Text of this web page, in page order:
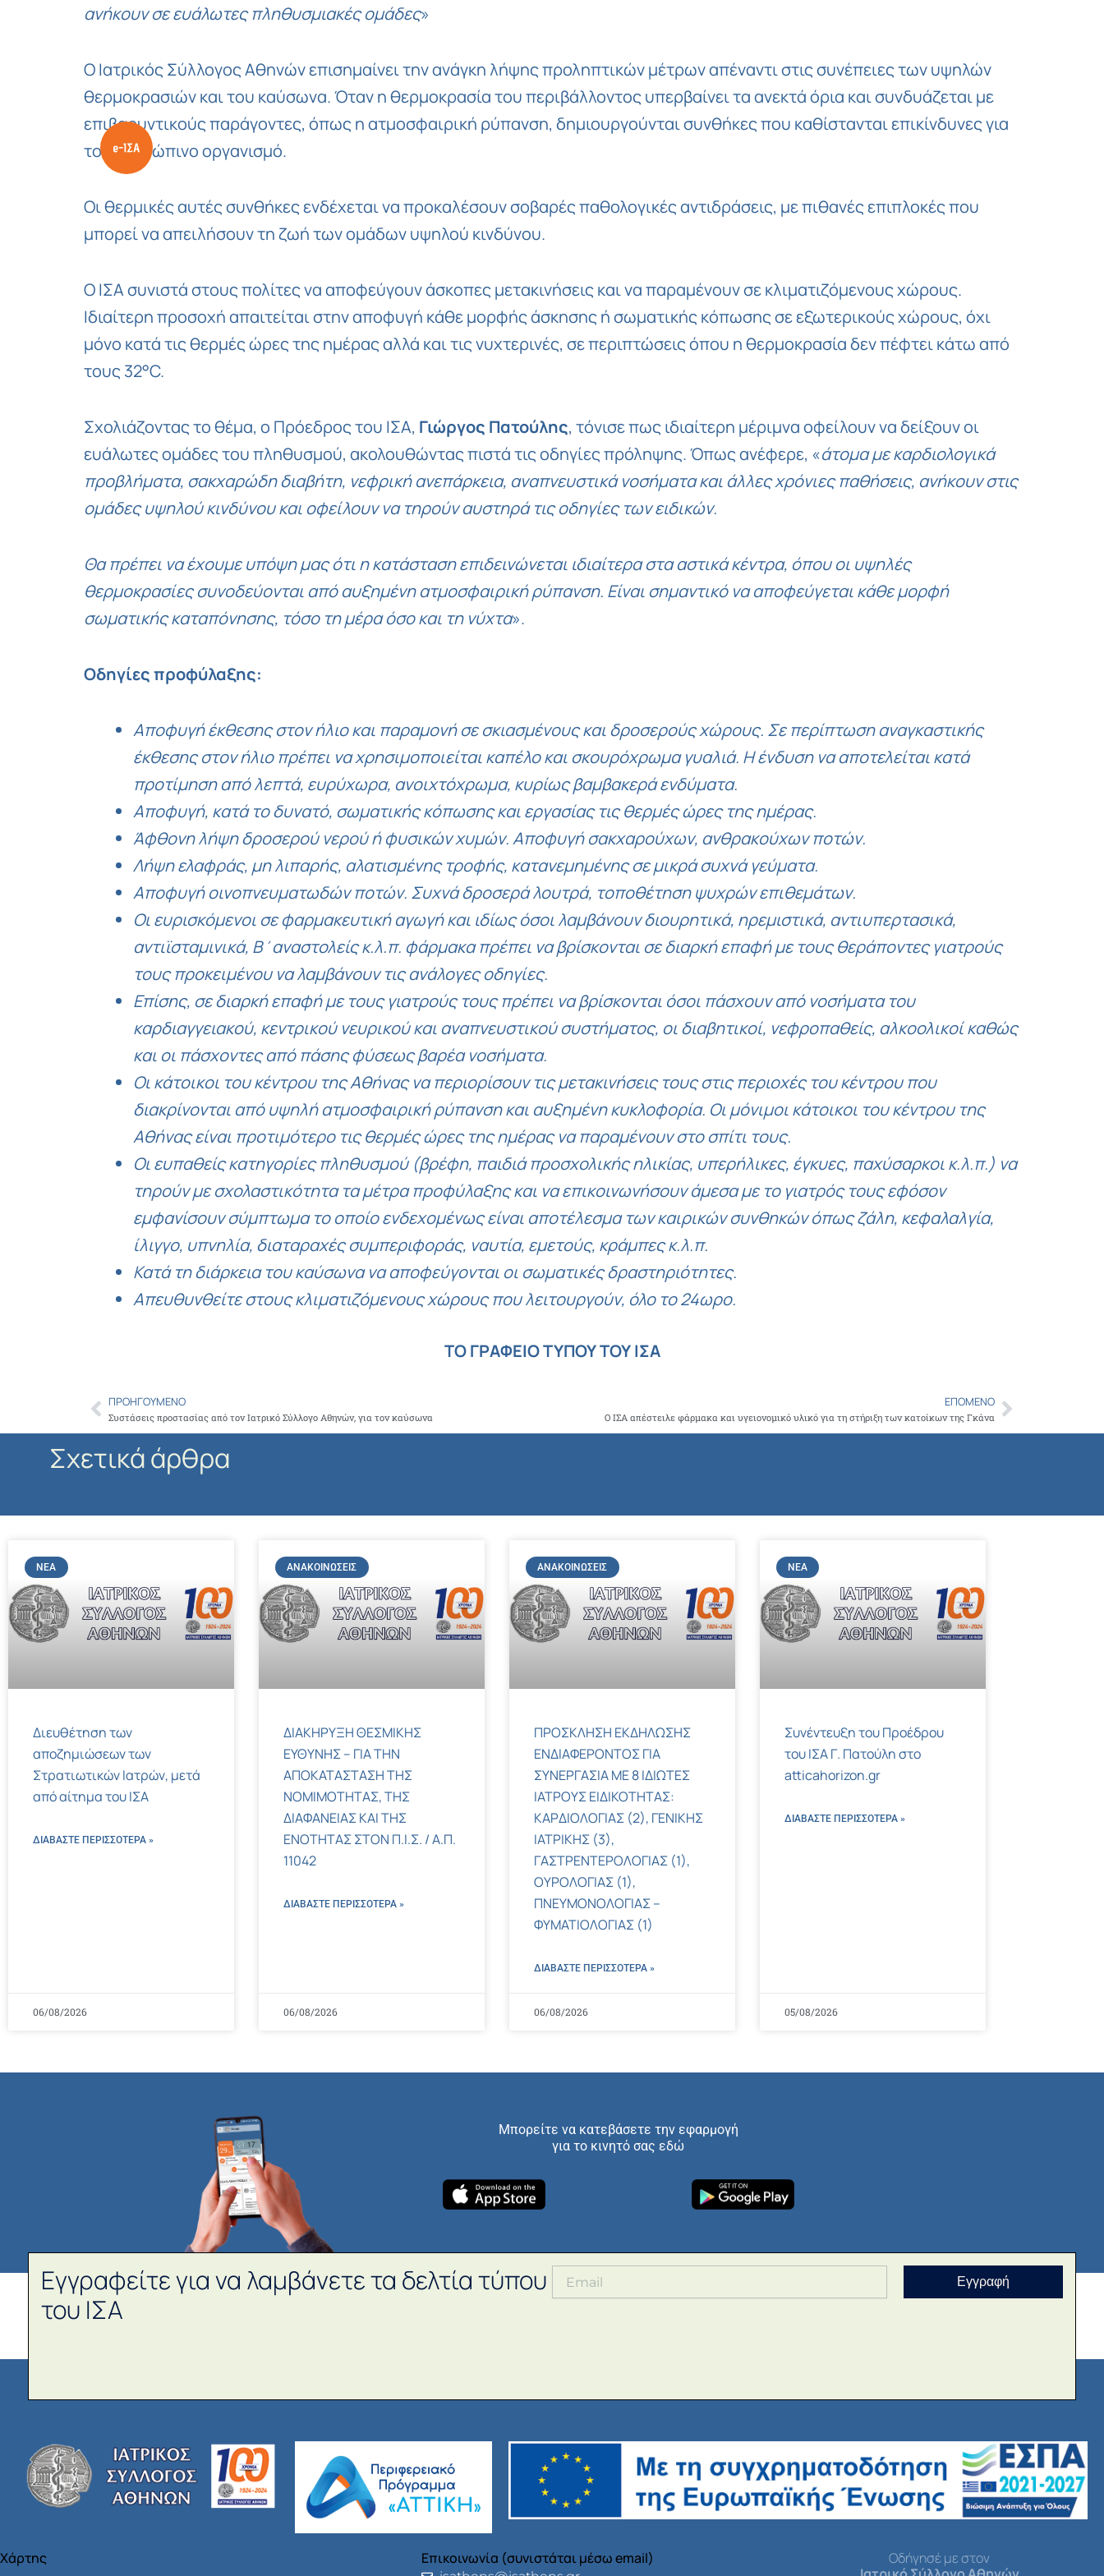
ανήκουν σε ευάλωτες πληθυσμιακές ομάδες»
Ο Ιατρικός Σύλλογος Αθηνών επισημαίνει την ανάγκη λήψης προληπτικών μέτρων απέναντι στις συνέπειες των υψηλών
θερμοκρασιών και του καύσωνα. Όταν η θερμοκρασία του περιβάλλοντος υπερβαίνει τα ανεκτά όρια και συνδυάζεται με
επιβαρυντικούς παράγοντες, όπως η ατμοσφαιρική ρύπανση, δημιουργούνται συνθήκες που καθίστανται επικίνδυνες για
τον ανθρώπινο οργανισμό.
Οι θερμικές αυτές συνθήκες ενδέχεται να προκαλέσουν σοβαρές παθολογικές αντιδράσεις, με πιθανές επιπλοκές που
μπορεί να απειλήσουν τη ζωή των ομάδων υψηλού κινδύνου.
Ο ΙΣΑ συνιστά στους πολίτες να αποφεύγουν άσκοπες μετακινήσεις και να παραμένουν σε κλιματιζόμενους χώρους.
Ιδιαίτερη προσοχή απαιτείται στην αποφυγή κάθε μορφής άσκησης ή σωματικής κόπωσης σε εξωτερικούς χώρους, όχι
μόνο κατά τις θερμές ώρες της ημέρας αλλά και τις νυχτερινές, σε περιπτώσεις όπου η θερμοκρασία δεν πέφτει κάτω από
τους 32°C.
Σχολιάζοντας το θέμα, ο Πρόεδρος του ΙΣΑ, Γιώργος Πατούλης, τόνισε πως ιδιαίτερη μέριμνα οφείλουν να δείξουν οι
ευάλωτες ομάδες του πληθυσμού, ακολουθώντας πιστά τις οδηγίες πρόληψης. Όπως ανέφερε, «άτομα με καρδιολογικά
προβλήματα, σακχαρώδη διαβήτη, νεφρική ανεπάρκεια, αναπνευστικά νοσήματα και άλλες χρόνιες παθήσεις, ανήκουν στις
ομάδες υψηλού κινδύνου και οφείλουν να τηρούν αυστηρά τις οδηγίες των ειδικών.
Θα πρέπει να έχουμε υπόψη μας ότι η κατάσταση επιδεινώνεται ιδιαίτερα στα αστικά κέντρα, όπου οι υψηλές
θερμοκρασίες συνοδεύονται από αυξημένη ατμοσφαιρική ρύπανση. Είναι σημαντικό να αποφεύγεται κάθε μορφή
σωματικής καταπόνησης, τόσο τη μέρα όσο και τη νύχτα».
Οδηγίες προφύλαξης:
Αποφυγή έκθεσης στον ήλιο και παραμονή σε σκιασμένους και δροσερούς χώρους. Σε περίπτωση αναγκαστικής
έκθεσης στον ήλιο πρέπει να χρησιμοποιείται καπέλο και σκουρόχρωμα γυαλιά. Η ένδυση να αποτελείται κατά
προτίμηση από λεπτά, ευρύχωρα, ανοιχτόχρωμα, κυρίως βαμβακερά ενδύματα.
Αποφυγή, κατά το δυνατό, σωματικής κόπωσης και εργασίας τις θερμές ώρες της ημέρας.
Άφθονη λήψη δροσερού νερού ή φυσικών χυμών. Αποφυγή σακχαρούχων, ανθρακούχων ποτών.
Λήψη ελαφράς, μη λιπαρής, αλατισμένης τροφής, κατανεμημένης σε μικρά συχνά γεύματα.
Αποφυγή οινοπνευματωδών ποτών. Συχνά δροσερά λουτρά, τοποθέτηση ψυχρών επιθεμάτων.
Οι ευρισκόμενοι σε φαρμακευτική αγωγή και ιδίως όσοι λαμβάνουν διουρητικά, ηρεμιστικά, αντιυπερτασικά,
αντιϊσταμινικά, Β΄αναστολείς κ.λ.π. φάρμακα πρέπει να βρίσκονται σε διαρκή επαφή με τους θεράποντες γιατρούς
τους προκειμένου να λαμβάνουν τις ανάλογες οδηγίες.
Επίσης, σε διαρκή επαφή με τους γιατρούς τους πρέπει να βρίσκονται όσοι πάσχουν από νοσήματα του
καρδιαγγειακού, κεντρικού νευρικού και αναπνευστικού συστήματος, οι διαβητικοί, νεφροπαθείς, αλκοολικοί καθώς
και οι πάσχοντες από πάσης φύσεως βαρέα νοσήματα.
Οι κάτοικοι του κέντρου της Αθήνας να περιορίσουν τις μετακινήσεις τους στις περιοχές του κέντρου που
διακρίνονται από υψηλή ατμοσφαιρική ρύπανση και αυξημένη κυκλοφορία. Οι μόνιμοι κάτοικοι του κέντρου της
Αθήνας είναι προτιμότερο τις θερμές ώρες της ημέρας να παραμένουν στο σπίτι τους.
Οι ευπαθείς κατηγορίες πληθυσμού (βρέφη, παιδιά προσχολικής ηλικίας, υπερήλικες, έγκυες, παχύσαρκοι κ.λ.π.) να
τηρούν με σχολαστικότητα τα μέτρα προφύλαξης και να επικοινωνήσουν άμεσα με το γιατρός τους εφόσον
εμφανίσουν σύμπτωμα το οποίο ενδεχομένως είναι αποτέλεσμα των καιρικών συνθηκών όπως ζάλη, κεφαλαλγία,
ίλιγγο, υπνηλία, διαταραχές συμπεριφοράς, ναυτία, εμετούς, κράμπες κ.λ.π.
Κατά τη διάρκεια του καύσωνα να αποφεύγονται οι σωματικές δραστηριότητες.
Απευθυνθείτε στους κλιματιζόμενους χώρους που λειτουργούν, όλο το 24ωρο.
ΤΟ ΓΡΑΦΕΙΟ ΤΥΠΟΥ ΤΟΥ ΙΣΑ
Prev
ΠΡΟΗΓΟΎΜΕΝΟ
Συστάσεις προστασίας από τον Ιατρικό Σύλλογο Αθηνών, για τον καύσωνα
ΕΠΌΜΕΝΟ
Ο ΙΣΑ απέστειλε φάρμακα και υγειονομικό υλικό για τη στήριξη των κατοίκων της ΓκάναNext
Σχετικά άρθρα
ΝΈΑ
Διευθέτηση των
αποζημιώσεων των
Στρατιωτικών Ιατρών, μετά
από αίτημα του ΙΣΑ
ΔΙΑΒΑΣΤΕ ΠΕΡΙΣΣΌΤΕΡΑ »
06/08/2026
ΑΝΑΚΟΙΝΏΣΕΙΣ
ΔΙΑΚΗΡΥΞΗ ΘΕΣΜΙΚΗΣ
ΕΥΘΥΝΗΣ – ΓΙΑ ΤΗΝ
ΑΠΟΚΑΤΑΣΤΑΣΗ ΤΗΣ
ΝΟΜΙΜΟΤΗΤΑΣ, ΤΗΣ
ΔΙΑΦΑΝΕΙΑΣ ΚΑΙ ΤΗΣ
ΕΝΟΤΗΤΑΣ ΣΤΟΝ Π.Ι.Σ. / Α.Π.
11042
ΔΙΑΒΑΣΤΕ ΠΕΡΙΣΣΌΤΕΡΑ »
06/08/2026
ΑΝΑΚΟΙΝΏΣΕΙΣ
ΠΡΟΣΚΛΗΣΗ ΕΚΔΗΛΩΣΗΣ
ΕΝΔΙΑΦΕΡΟΝΤΟΣ ΓΙΑ
ΣΥΝΕΡΓΑΣΙΑ ΜΕ 8 ΙΔΙΩΤΕΣ
ΙΑΤΡΟΥΣ ΕΙΔΙΚΟΤΗΤΑΣ:
ΚΑΡΔΙΟΛΟΓΙΑΣ (2), ΓΕΝΙΚΗΣ
ΙΑΤΡΙΚΗΣ (3),
ΓΑΣΤΡΕΝΤΕΡΟΛΟΓΙΑΣ (1),
ΟΥΡΟΛΟΓΙΑΣ (1),
ΠΝΕΥΜΟΝΟΛΟΓΙΑΣ –
ΦΥΜΑΤΙΟΛΟΓΙΑΣ (1)
ΔΙΑΒΑΣΤΕ ΠΕΡΙΣΣΌΤΕΡΑ »
06/08/2026
ΝΈΑ
Συνέντευξη του Προέδρου
του ΙΣΑ Γ. Πατούλη στο
atticahorizon.gr
ΔΙΑΒΑΣΤΕ ΠΕΡΙΣΣΌΤΕΡΑ »
05/08/2026
Μπορείτε να κατεβάσετε την εφαρμογή
για το κινητό σας εδώ
Εγγραφείτε για να λαμβάνετε τα δελτία τύπου
του ΙΣΑ
Εγγραφή
Χάρτης Επικοινωνία (συνιστάται μέσω email)
Οδήγησέ με στον